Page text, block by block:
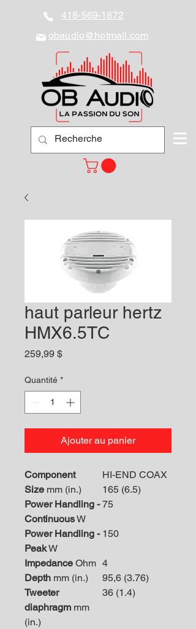
418-569-1872
obaudio@hotmail.com
haut parleur hertz
HMX6.5TC
259,99 $Prix
Quantité *
Ajouter au panier
Component
HI-END COAX
Size mm (in.)
165 (6.5)
Power Handling -
ContinuousW
75
Power Handling -
PeakW
150
Impedance Ohm 4
Depth mm (in.)
95,6 (3.76)
Tweeter
diaphragm mm
(in.)
36 (1.4)